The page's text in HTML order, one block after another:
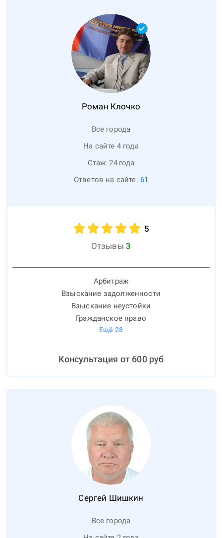
Роман Клочко
Все города
На сайте 4 года
Стаж: 24 года
Ответов на сайте: 61
5
Отзывы 3
Арбитраж
Взыскание задолженности
Взыскание неустойки
Гражданское право
Ещё 28
Консультация от 600руб
Сергей Шишкин
Все города